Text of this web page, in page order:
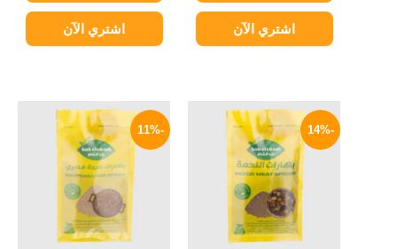
اشتري الآن اشتري الآن
-14%
السعر
الأصلي
هو:
64 EGP.
السعر
الحالي
هو:
55 EGP.
-11%
السعر
الأصلي
هو:
35 EGP.
السعر
الحالي
هو:
31 EGP.